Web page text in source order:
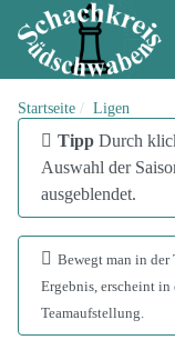
Startseite Ligen
infoTipp Durch
Auswahl der
ausgeblendet.
addinfo
Bewegt man in der
Ergebnis, erscheint
Teamaufstellung.